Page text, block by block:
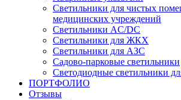
Светильники для чистых
медицинских учреждений
Светильники AC/DC
Светильники для ЖКХ
Светильники для АЗС
Садово-парковые светильники
Светодиодные светильники
ПОРТФОЛИО
Отзывы